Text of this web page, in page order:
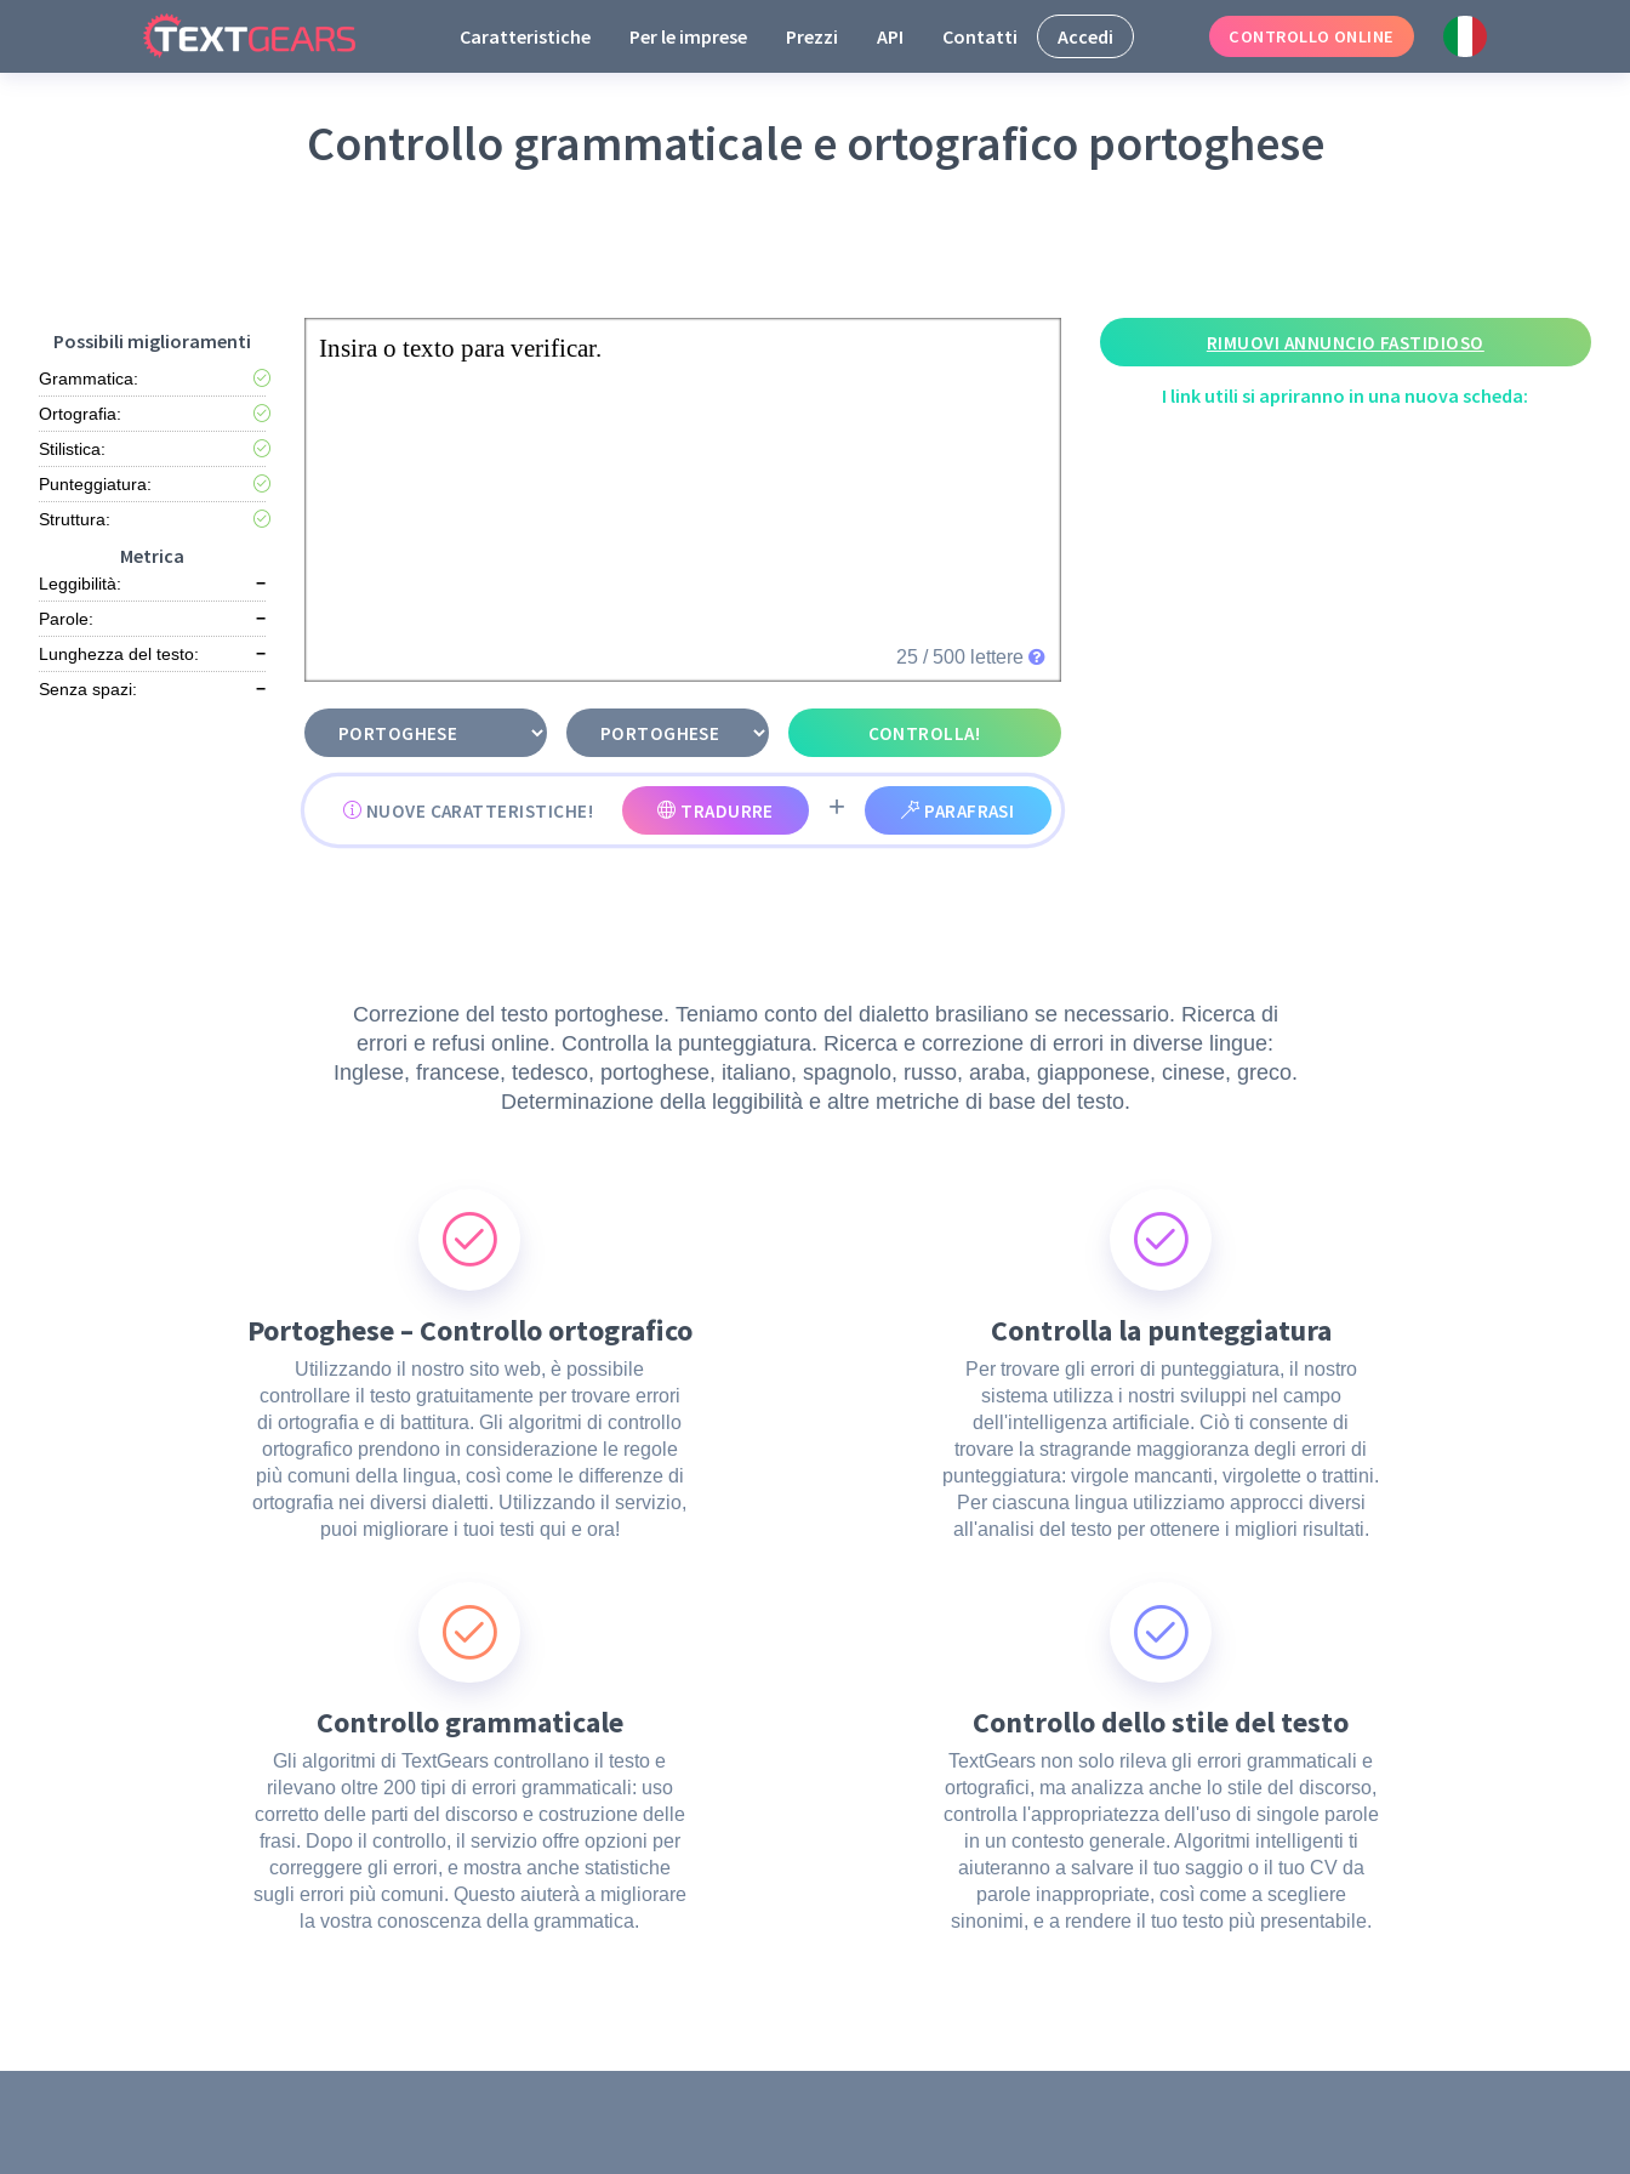
Caratteristiche Per le imprese Prezzi API Contatti Accedi CONTROLLO ONLINE
Controllo grammaticale e ortografico portoghese
Possibili miglioramenti
Grammatica:
Ortografia:
Stilistica:
Punteggiatura:
Struttura:
Metrica
Leggibilità:
−
Parole:
−
Lunghezza del testo:
−
Senza spazi:
−
Insira o texto para verificar.
25/ 500 lettere
CONTROLLA!
NUOVE CARATTERISTICHE! TRADURRE + PARAFRASI
RIMUOVI ANNUNCIO FASTIDIOSO
I link utili si apriranno in una nuova scheda:
Correzione del testo portoghese. Teniamo conto del dialetto brasiliano se necessario. Ricerca di
errori e refusi online. Controlla la punteggiatura. Ricerca e correzione di errori in diverse lingue:
Inglese, francese, tedesco, portoghese, italiano, spagnolo, russo, araba, giapponese, cinese, greco.
Determinazione della leggibilità e altre metriche di base del testo.
Portoghese – Controllo ortografico
Utilizzando il nostro sito web, è possibile
controllare il testo gratuitamente per trovare errori
di ortografia e di battitura. Gli algoritmi di controllo
ortografico prendono in considerazione le regole
più comuni della lingua, così come le differenze di
ortografia nei diversi dialetti. Utilizzando il servizio,
puoi migliorare i tuoi testi qui e ora!
Controlla la punteggiatura
Per trovare gli errori di punteggiatura, il nostro
sistema utilizza i nostri sviluppi nel campo
dell'intelligenza artificiale. Ciò ti consente di
trovare la stragrande maggioranza degli errori di
punteggiatura: virgole mancanti, virgolette o trattini.
Per ciascuna lingua utilizziamo approcci diversi
all'analisi del testo per ottenere i migliori risultati.
Controllo grammaticale
Gli algoritmi di TextGears controllano il testo e
rilevano oltre 200 tipi di errori grammaticali: uso
corretto delle parti del discorso e costruzione delle
frasi. Dopo il controllo, il servizio offre opzioni per
correggere gli errori, e mostra anche statistiche
sugli errori più comuni. Questo aiuterà a migliorare
la vostra conoscenza della grammatica.
Controllo dello stile del testo
TextGears non solo rileva gli errori grammaticali e
ortografici, ma analizza anche lo stile del discorso,
controlla l'appropriatezza dell'uso di singole parole
in un contesto generale. Algoritmi intelligenti ti
aiuteranno a salvare il tuo saggio o il tuo CV da
parole inappropriate, così come a scegliere
sinonimi, e a rendere il tuo testo più presentabile.